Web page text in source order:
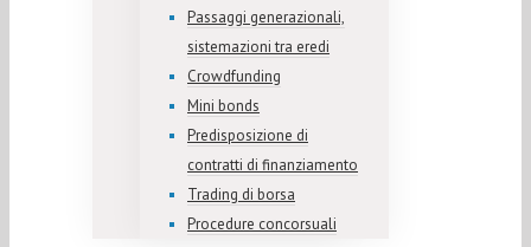
Passaggi generazionali,
sistemazioni tra eredi
Crowdfunding
Mini bonds
Predisposizione di
contratti di finanziamento
Trading di borsa
Procedure concorsuali